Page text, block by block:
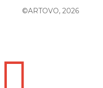
©ARTOVO, 2026